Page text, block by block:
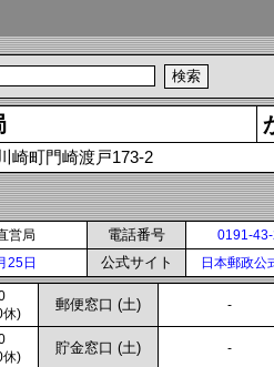
崎町門崎渡戸173-2
営局 電話番号 0191-
25日 公式サイト 日本郵政公
休)
郵便窓口 (土) -
休)
貯金窓口 (土) -